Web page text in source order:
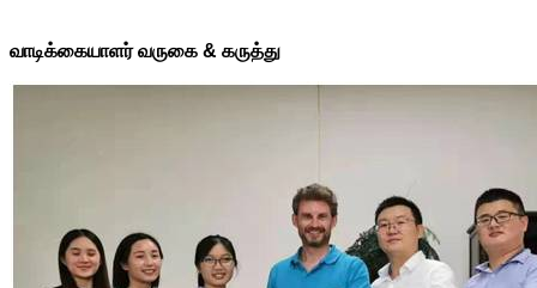
வாடிக்கையாளர் வருகை & கருத்து